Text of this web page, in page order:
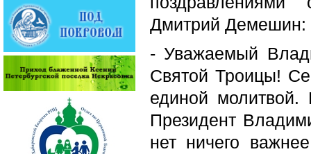
Дмитрий Демешин:
- Уважаемый
Святой Троицы!
единой
Президент
нет ничего